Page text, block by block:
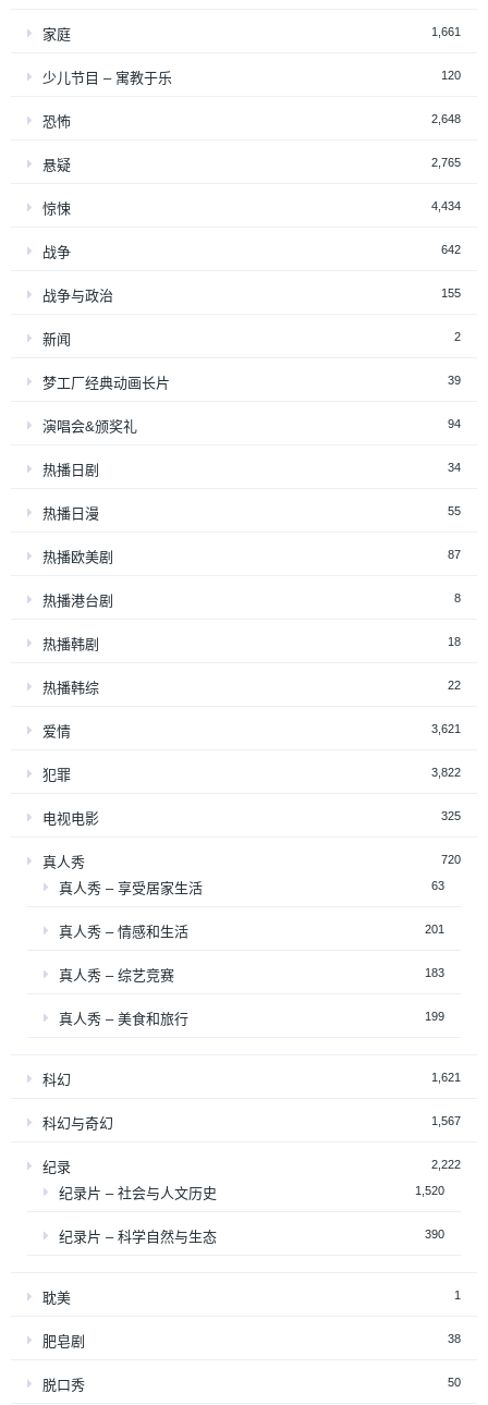
家庭 1,661
少儿节目 – 寓教于乐 120
恐怖 2,648
悬疑 2,765
惊悚 4,434
战争 642
战争与政治 155
新闻 2
梦工厂经典动画长片 39
演唱会&颁奖礼 94
热播日剧 34
热播日漫 55
热播欧美剧 87
热播港台剧 8
热播韩剧 18
热播韩综 22
爱情 3,621
犯罪 3,822
电视电影 325
真人秀 720
真人秀 – 享受居家生活 63
真人秀 – 情感和生活 201
真人秀 – 综艺竞赛 183
真人秀 – 美食和旅行 199
科幻 1,621
科幻与奇幻 1,567
纪录 2,222
纪录片 – 社会与人文历史 1,520
纪录片 – 科学自然与生态 390
耽美 1
肥皂剧 38
脱口秀 50